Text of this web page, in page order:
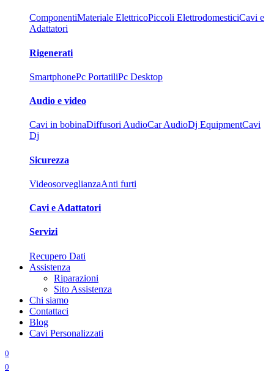
ComponentiMateriale ElettricoPiccoli ElettrodomesticiCavi e
Adattatori
Rigenerati
SmartphonePc PortatiliPc Desktop
Audio e video
Cavi in bobinaDiffusori AudioCar AudioDj EquipmentCavi
Dj
Sicurezza
VideosorveglianzaAnti furti
Cavi e Adattatori
Servizi
Recupero Dati
Assistenza
Riparazioni
Sito Assistenza
Chi siamo
Contattaci
Blog
Cavi Personalizzati
0
0